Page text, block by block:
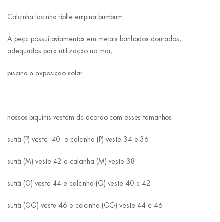
Calcinha lacinho riplle empina bumbum.
A peça possui aviamentos em metais banhados dourados,
adequados para utilização no mar,
piscina e exposição solar.
nossos biquínis vestem de acordo com esses tamanhos:
sutiã (P) veste 40 e calcinha (P) veste 34 e 36
sutiã (M) veste 42 e calcinha (M) veste 38
sutiã (G) veste 44 e calcinha (G) veste 40 e 42
sutiã (GG) veste 46 e calcinha (GG) veste 44 e 46